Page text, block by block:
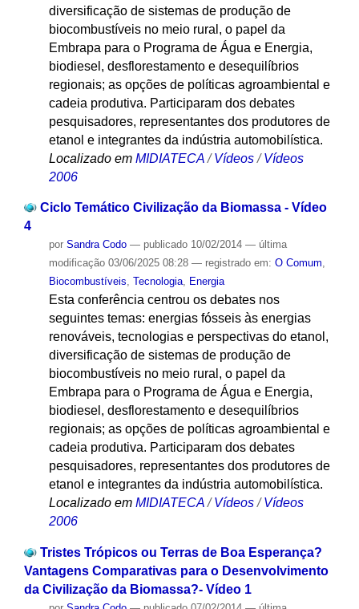
diversificação de sistemas de produção de
biocombustíveis no meio rural, o papel da
Embrapa para o Programa de Água e Energia,
biodiesel, desflorestamento e desequilíbrios
regionais; as opções de políticas agroambiental e
cadeia produtiva. Participaram dos debates
pesquisadores, representantes dos produtores de
etanol e integrantes da indústria automobilística.
Localizado em MIDIATECA /Vídeos /Vídeos
2006
Ciclo Temático Civilização da Biomassa - Vídeo
4
por Sandra Codo — publicado10/02/2014 — última
modificação03/06/2025 08:28 — registrado em: O Comum,
Biocombustíveis, Tecnologia, Energia
Esta conferência centrou os debates nos
seguintes temas: energias fósseis às energias
renováveis, tecnologias e perspectivas do etanol,
diversificação de sistemas de produção de
biocombustíveis no meio rural, o papel da
Embrapa para o Programa de Água e Energia,
biodiesel, desflorestamento e desequilíbrios
regionais; as opções de políticas agroambiental e
cadeia produtiva. Participaram dos debates
pesquisadores, representantes dos produtores de
etanol e integrantes da indústria automobilística.
Localizado em MIDIATECA /Vídeos /Vídeos
2006
Tristes Trópicos ou Terras de Boa Esperança?
Vantagens Comparativas para o Desenvolvimento
da Civilização da Biomassa?- Vídeo 1